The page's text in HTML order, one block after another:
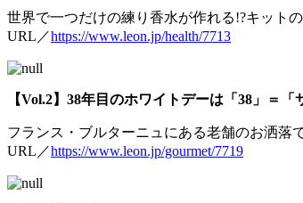
世界で一つだけの練り香水が作れる!?キットの
URL／https://www.leon.jp/health/7713
【Vol.2】38年目のホワイトデーは「38」＝「
フランス・ブルターニュにある老舗のお洒落
URL／https://www.leon.jp/gourmet/7719